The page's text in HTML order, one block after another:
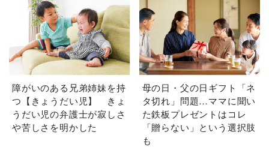
障がいのある兄弟姉妹を持
つ【きょうだい児】 きょ
うだい児の弁護士が寂しさ
や苦しさを明かした
母の日・父の日ギフト「ネ
タ切れ」問題…ママに聞い
た鉄板プレゼントはコレ
「贈らない」という選択肢
も